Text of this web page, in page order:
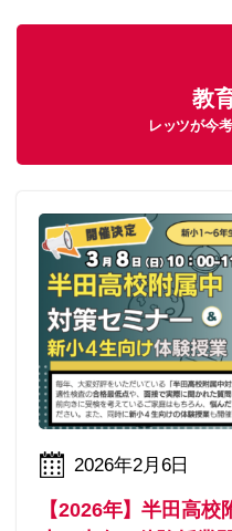
教
レッツが今
2026年2月6日
【2026年】半田高